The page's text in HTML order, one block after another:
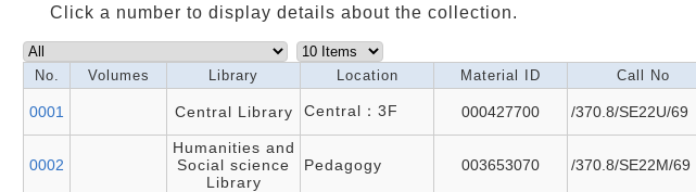
Click a number to display details about the collection.
No. Volumes Library Location Material ID Call No
0001 Central Library Central：3F 000427700 /370.8/SE22U/69
0002
Humanities and
Social science
Library
Pedagogy 003653070 /370.8/SE22M/69